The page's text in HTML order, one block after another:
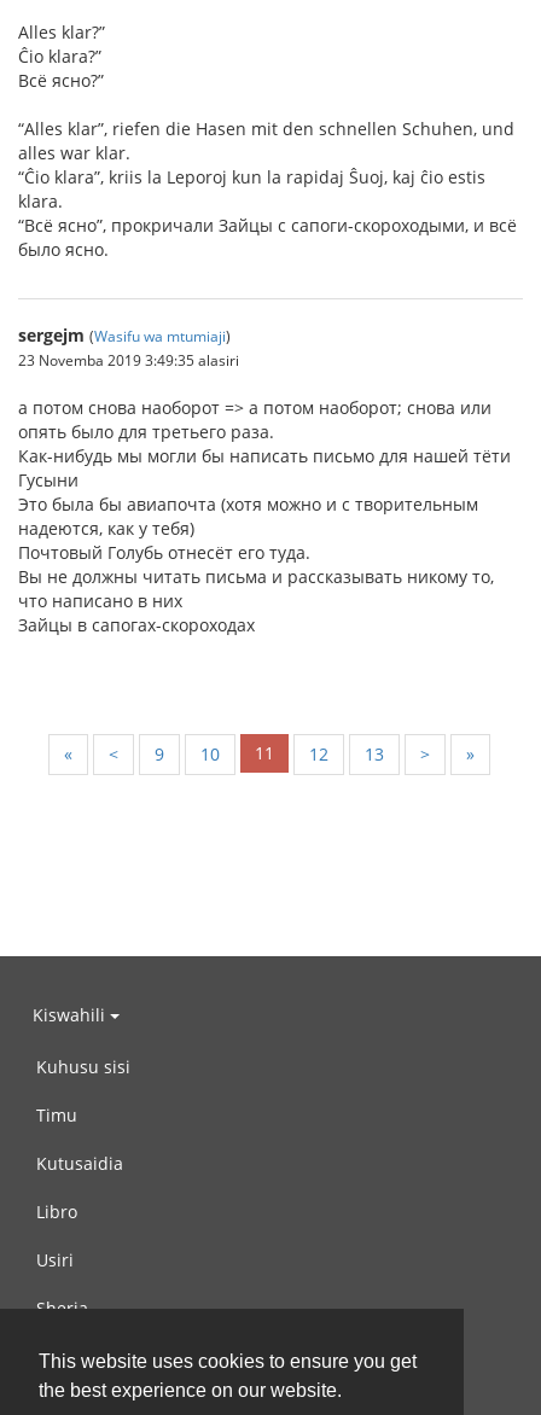
This website uses cookies to ensure you get
the best experience on our website.
Alles klar?”
Ĉio klara?”
Всё ясно?”
“Alles klar”, riefen die Hasen mit den schnellen Schuhen, und
alles war klar.
“Ĉio klara”, kriis la Leporoj kun la rapidaj Ŝuoj, kaj ĉio estis
klara.
“Всё ясно”, прокричали Зайцы с сапоги-скороходыми, и всё
было ясно.
sergejm (Wasifu wa mtumiaji)
23 Novemba 2019 3:49:35 alasiri
а потом снова наоборот => а потом наоборот; снова или
опять было для третьего раза.
Как-нибудь мы могли бы написать письмо для нашей тёти
Гусыни
Это была бы авиапочта (хотя можно и с творительным
надеются, как у тебя)
Почтовый Голубь отнесёт его туда.
Вы не должны читать письма и рассказывать никому то,
что написано в них
Зайцы в сапогах-скороходах
« < 9 10 11 12 13 > »
Kiswahili
Kuhusu sisi
Timu
Kutusaidia
Libro
Usiri
Sheria
Wasiliana na si